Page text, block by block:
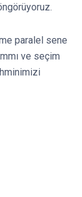
paralel sene
ve seçim